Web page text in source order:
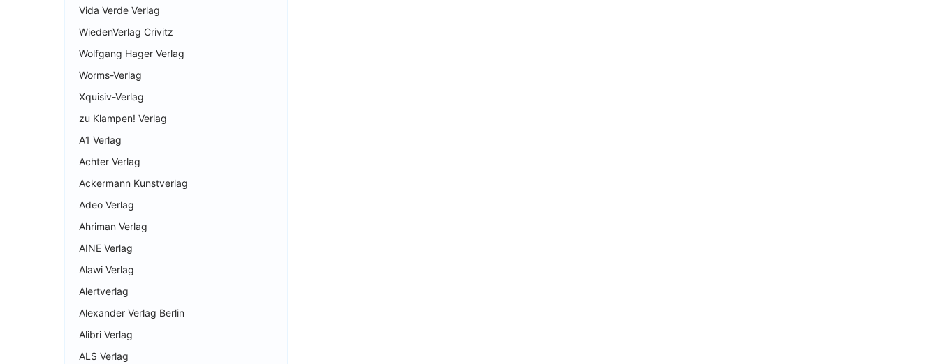
Vida Verde Verlag
WiedenVerlag Crivitz
Wolfgang Hager Verlag
Worms-Verlag
Xquisiv-Verlag
zu Klampen! Verlag
A1 Verlag
Achter Verlag
Ackermann Kunstverlag
Adeo Verlag
Ahriman Verlag
AINE Verlag
Alawi Verlag
Alertverlag
Alexander Verlag Berlin
Alibri Verlag
ALS Verlag